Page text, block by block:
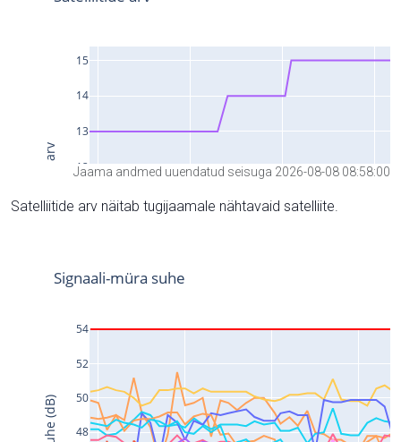
Jaama andmed uuendatud seisuga 2026-08-08 08:58:00
Satelliitide arv näitab tugijaamale nähtavaid satelliite.